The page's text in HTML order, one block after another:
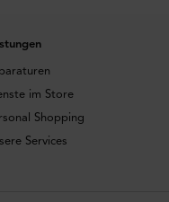
im Store
Shopping
Services